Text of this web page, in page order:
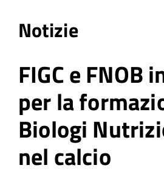
Notizie
FIGC e FNOB
per la
Biologi
nel calcio